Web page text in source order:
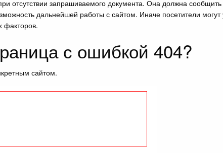
отсутствии запрашиваемого документа. Она должна сообщить
дальнейшей работы с сайтом. Иначе посетители могут
факторов.
с ошибкой 404?
сайтом.